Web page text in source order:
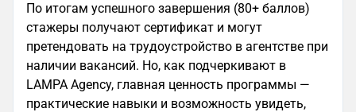
По итогам успешного завершения (80+ баллов)
стажеры получают сертификат и могут
претендовать на трудоустройство в агентстве при
наличии вакансий. Но, как подчеркивают в
LAMPA Agency, главная ценность программы —
практические навыки и возможность увидеть,